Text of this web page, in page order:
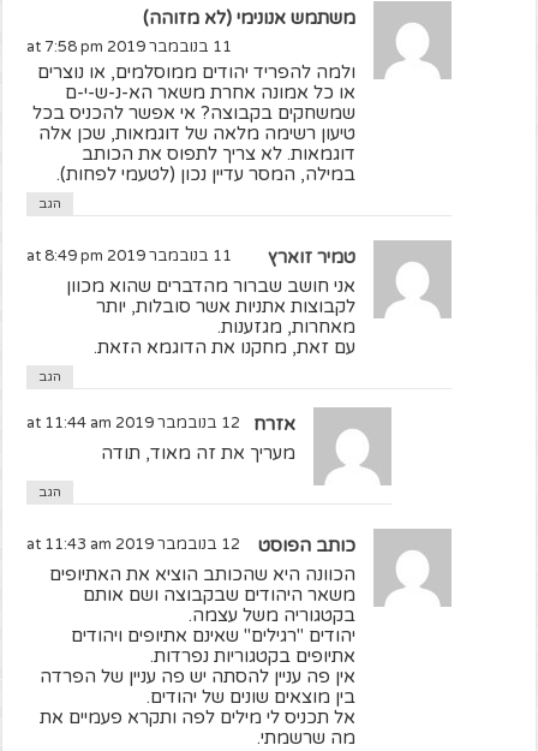
משתמש אנונימי (לא מזוהה)
11 בנובמבר 2019 at 7:58 pm
ולמה להפריד יהודים ממוסלמים, או נוצרים
או כל אמונה אחרת משאר הא-נ-ש-י-ם
שמשחקים בקבוצה? אי אפשר להכניס בכל
טיעון רשימה מלאה של דוגמאות, שכן אלה
דוגמאות. לא צריך לתפוס את הכותב
במילה, המסר עדיין נכון (לטעמי לפחות).
הגב
טמיר זוארץ 11 בנובמבר 2019 at 8:49 pm
אני חושב שברור מהדברים שהוא מכוון
לקבוצות אתניות אשר סובלות, יותר
מאחרות, מגזענות.
עם זאת, מחקנו את הדוגמא הזאת.
הגב
אזרח 12 בנובמבר 2019 at 11:44 am
מעריך את זה מאוד, תודה
הגב
כותב הפוסט 12 בנובמבר 2019 at 11:43 am
הכוונה היא שהכותב הוציא את האתיופים
משאר היהודים שבקבוצה ושם אותם
בקטגוריה משל עצמה.
יהודים "רגילים" שאינם אתיופים ויהודים
אתיופים בקטגוריות נפרדות.
אין פה עניין להסתה יש פה עניין של הפרדה
בין מוצאים שונים של יהודים.
אל תכניס לי מילים לפה ותקרא פעמיים את
מה שרשמתי.